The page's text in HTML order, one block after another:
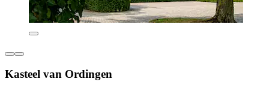
Kasteel van Ordingen